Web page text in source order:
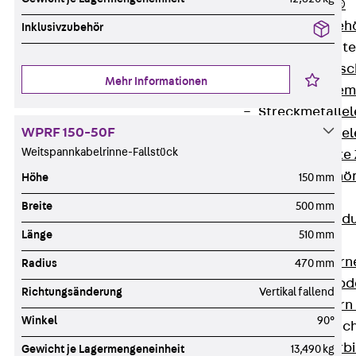
RAPIDOBAT®
Schalrohre
Zurück
Verbindung
Zurück
Zurück
Querkraftdorn
Zurück
Inklusivzubehör
Mehr Informationen
WPRF 150-50F
Weitspannkabelrinne-Fallstück
Höhe 150 mm
Breite 500 mm
Länge 510 mm
Radius 470 mm
Richtungsänderung Vertikal fallend
Winkel 90°
Gewicht je Lagermengeneinheit 13,490 kg